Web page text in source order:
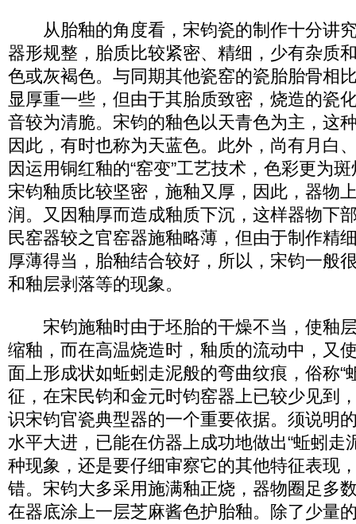
从胎釉的角度看，宋钧瓷的制作十分讲
器形规整，胎质比较紧密、精细，少有杂质
色或灰褐色。与同期其他瓷窑的瓷胎胎骨相
显厚重一些，但由于其胎质致密，烧造的瓷
音较为清脆。宋钧的釉色以天青色为主，这
因此，有时也称为天蓝色。此外，尚有月白
因运用铜红釉的“窑变”工艺技术，色彩更为
宋钧釉质比较坚密，施釉又厚，因此，器物
润。又因釉厚而造成釉质下沉，这样器物下
民窑器较之官窑器施釉略薄，但由于制作精
厚薄得当，胎釉结合较好，所以，宋钧一般
和釉层剥落等的现象。
宋钧施釉时由于坯胎的干燥不当，使釉
缩釉，而在高温烧造时，釉质的流动中，又
面上形成状如蚯蚓走泥般的弯曲纹痕，俗称“
征，在宋民钧和金元时钧窑器上已较少见到
识宋钧官瓷典型器的一个重要依据。须说明
水平大进，已能在仿器上成功地做出“蚯蚓走
种现象，还是要仔细审察它的其他特征表现
错。宋钧大多采用施满釉正烧，器物圈足多
在器底涂上一层芝麻酱色护胎釉。除了少量